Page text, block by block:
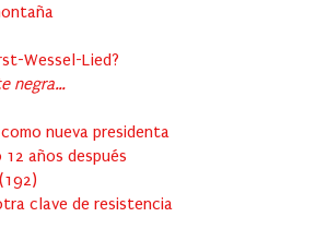
Wessel-Lied?
negra…
nueva presidenta
años después
(192)
clave de resistencia